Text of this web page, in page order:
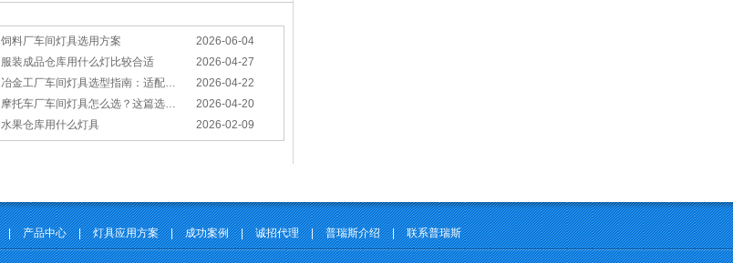
2026-06-04
饲料厂车间灯具选用方案
2026-04-27
服装成品仓库用什么灯比较合适
2026-04-22
冶金工厂车间灯具选型指南：适配恶劣工况，筑牢安全照明防线
2026-04-20
摩托车厂车间灯具怎么选？这篇选型指南，帮你避坑又节能
2026-02-09
水果仓库用什么灯具
| 产品中心 | 灯具应用方案 | 成功案例 | 诚招代理 | 普瑞斯介绍 | 联系普瑞斯